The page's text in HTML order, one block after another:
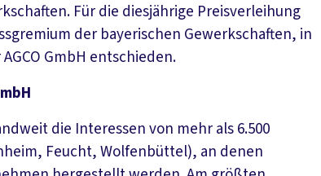
Für die diesjährige Preisverleihung
der bayerischen Gewerkschaften, in
GmbH entschieden.
die Interessen von mehr als 6.500
Feucht, Wolfenbüttel), an denen